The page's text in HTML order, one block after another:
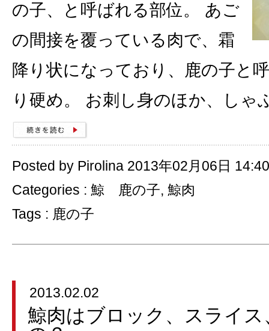
の子、と呼ばれる部位。 あご
の間接を覆っている肉で、霜
降り状になっており、鹿の子と
り硬め。 お刺し身のほか、し
Posted by Pirolina 2013年02月06日 14:40
Categories : 鯨 鹿の子, 鯨肉
Tags : 鹿の子
2013.02.02
鯨肉はブロック、スライ